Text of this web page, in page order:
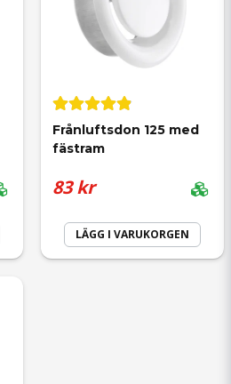
Frånluftsdon 125 med
fästram
83 kr
LÄGG I VARUKORGEN